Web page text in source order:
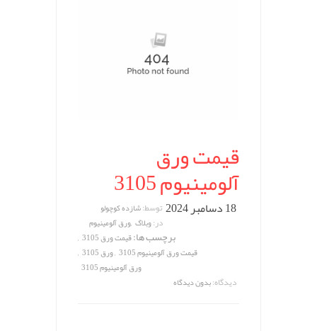
قیمت ورق
آلومینیوم 3105
18 دسامبر 2024 توسط:شازده کوچولو
در:وبلاگ ,ورق آلومینیوم
برچسب ها:قیمت ورق 3105 ,
قیمت ورق آلومینیوم 3105 ,ورق 3105 ,
ورق آلومینیوم 3105
دیدگاه:بدون دیدگاه